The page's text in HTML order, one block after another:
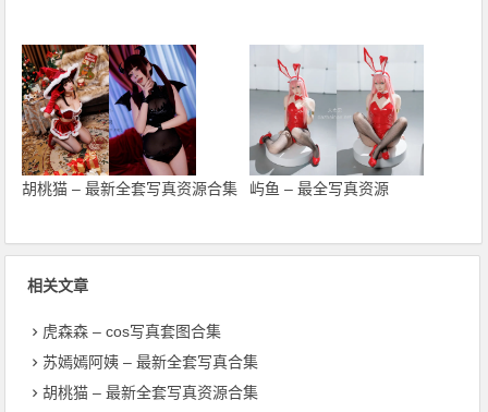
胡桃猫 – 最新全套写真资源合集 屿鱼 – 最全写真资源
相关文章
虎森森 – cos写真套图合集
苏嫣嫣阿姨 – 最新全套写真合集
胡桃猫 – 最新全套写真资源合集